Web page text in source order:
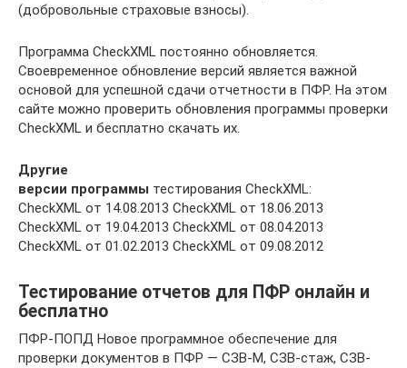
(добровольные страховые взносы).
Программа CheckXML постоянно обновляется.
Своевременное обновление версий является важной
основой для успешной сдачи отчетности в ПФР. На этом
сайте можно проверить обновления программы проверки
CheckXML и бесплатно скачать их.
Другие
версии программы тестирования CheckXML:
CheckXML от 14.08.2013 CheckXML от 18.06.2013
CheckXML от 19.04.2013 CheckXML от 08.04.2013
CheckXML от 01.02.2013 CheckXML от 09.08.2012
Тестирование отчетов для ПФР онлайн и
бесплатно
ПФР-ПОПД Новое программное обеспечение для
проверки документов в ПФР — СЗВ-М, СЗВ-стаж, СЗВ-